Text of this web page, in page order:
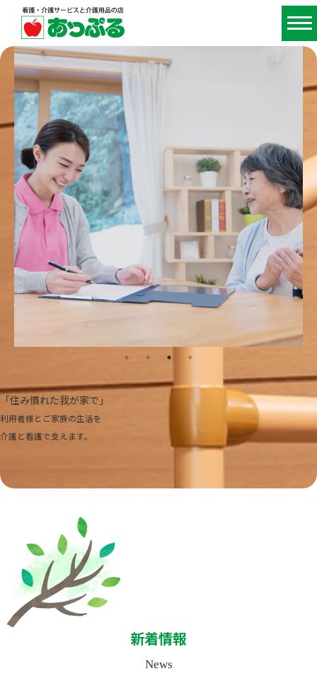
「住み慣れた我が家で」
利用者様とご家族の生活を
介護と看護で支えます。
新着情報
News